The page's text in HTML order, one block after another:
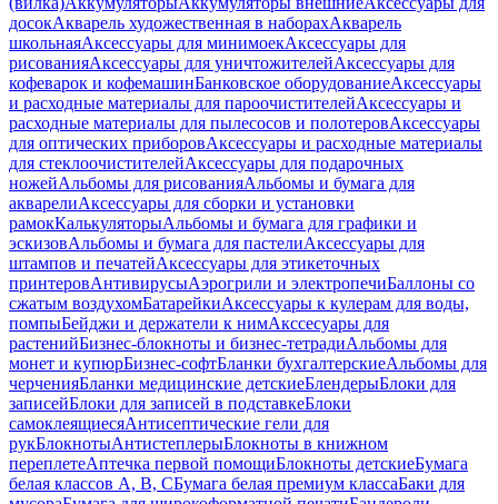
досокАкварель художественная в наборахАкварель
школьнаяАксессуары для минимоекАксессуары для
рисованияАксессуары для уничтожителейАксессуары для
кофеварок и кофемашинБанковское оборудованиеАксессуары
и расходные материалы для пароочистителейАксессуары и
расходные материалы для пылесосов и полотеровАксессуары
для оптических приборовАксессуары и расходные материалы
для стеклоочистителейАксессуары для подарочных
ножейАльбомы для рисованияАльбомы и бумага для
акварелиАксессуары для сборки и установки
рамокКалькуляторыАльбомы и бумага для графики и
эскизовАльбомы и бумага для пастелиАксессуары для
штампов и печатейАксессуары для этикеточных
принтеровАнтивирусыАэрогрили и электропечиБаллоны со
сжатым воздухомБатарейкиАксессуары к кулерам для воды,
помпыБейджи и держатели к нимАкссесуары для
растенийБизнес-блокноты и бизнес-тетрадиАльбомы для
монет и купюрБизнес-софтБланки бухгалтерскиеАльбомы для
черченияБланки медицинские детскиеБлендерыБлоки для
записейБлоки для записей в подставкеБлоки
самоклеящиесяАнтисептические гели для
рукБлокнотыАнтистеплерыБлокноты в книжном
переплетеАптечка первой помощиБлокноты детскиеБумага
белая классов А, В, СБумага белая премиум классаБаки для